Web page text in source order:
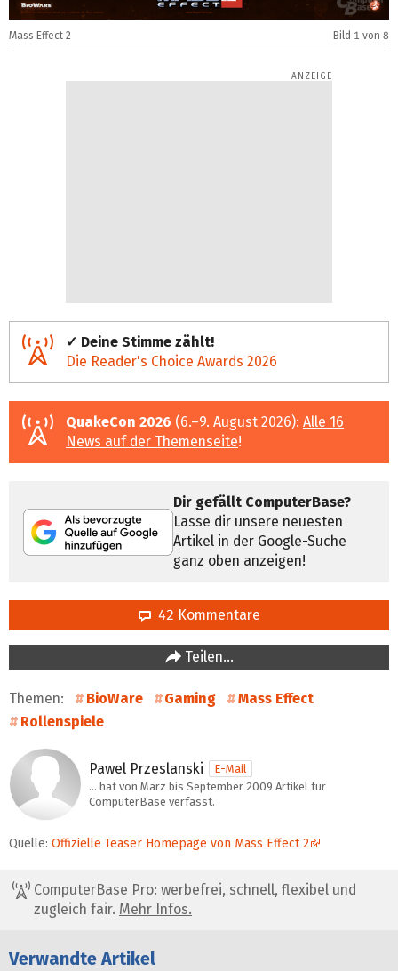
Mass Effect 2 Bild 1 von 8
✓ Deine Stimme zählt!
Die Reader's Choice Awards 2026
QuakeCon 2026 (6.–9. August 2026): Alle 16
News auf der Themenseite!
Dir gefällt ComputerBase?
Lasse dir unsere neuesten
Artikel in der Google-Suche
ganz oben anzeigen!
42 Kommentare
Teilen…
Themen: BioWare Gaming
Mass Effect
Rollenspiele
Pawel Przeslanski
E-Mail
… hat von März bis September 2009 Artikel für
ComputerBase verfasst.
Quelle: Offizielle Teaser Homepage von Mass Effect 2
ComputerBase Pro: werbefrei, schnell, flexibel und
zugleich fair. Mehr Infos.
Verwandte Artikel